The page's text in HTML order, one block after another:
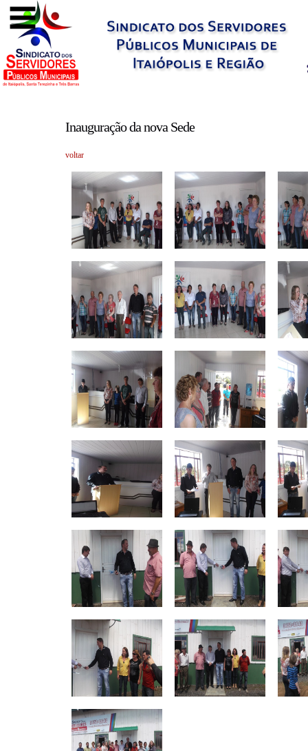
Inauguração da nova Sede
voltar